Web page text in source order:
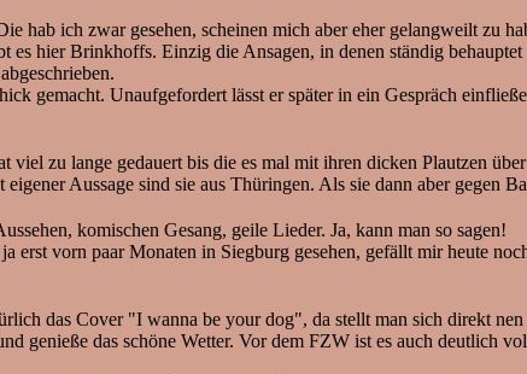
ich zwar gesehen, scheinen mich aber eher gelangweilt zu
hier Brinkhoffs. Einzig die Ansagen, in denen ständig
gemacht. Unaufgefordert lässt er später in ein Gespräch
zu lange gedauert bis die es mal mit ihren dicken Plautzen
Aussage sind sie aus Thüringen. Als sie dann aber gegen
komischen Gesang, geile Lieder. Ja, kann man so sagen!
erst vorn paar Monaten in Siegburg gesehen, gefällt mir heute
das Cover "I wanna be your dog", da stellt man sich direkt
genieße das schöne Wetter. Vor dem FZW ist es auch deutlich